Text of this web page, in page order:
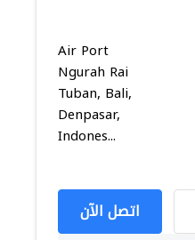
Air Port
Ngurah Rai
Tuban, Bali,
Denpasar,
Indones...
اتصل الآن